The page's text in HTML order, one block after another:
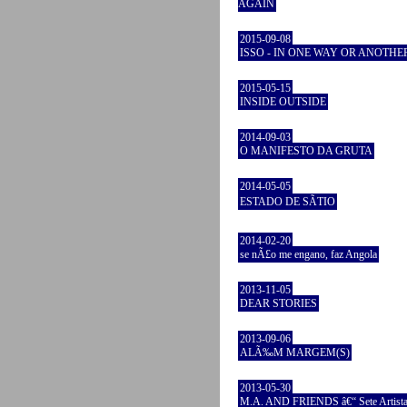
AGAIN
2015-09-08
ISSO - IN ONE WAY OR
2015-05-15
INSIDE OUTSIDE
2014-09-03
O MANIFESTO DA GRUTA
2014-05-05
ESTADO DE SÃTIO
2014-02-20
se nÃ£o me engano, faz Angola
2013-11-05
DEAR STORIES
2013-09-06
ALÃ‰M MARGEM(S)
2013-05-30
M.A. AND FRIENDS â€“ Sete